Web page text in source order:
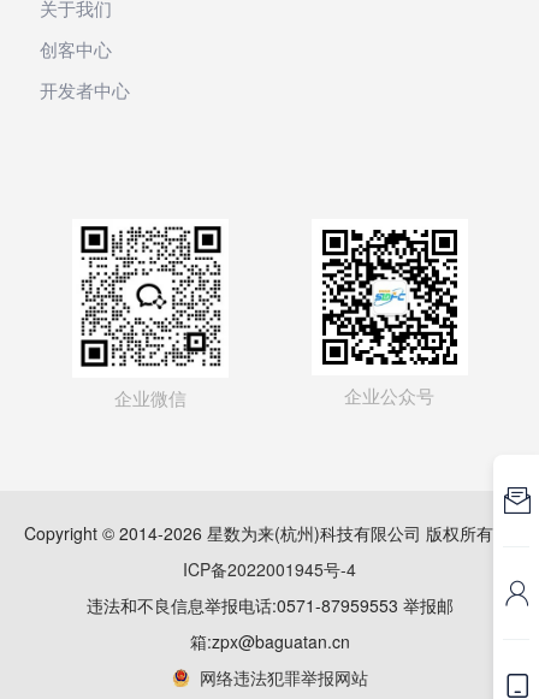
关于我们
创客中心
开发者中心
企业微信 企业公众号
Copyright © 2014-2026 星数为来(杭州)科技有限公司 版权所有
ICP备2022001945号-4
违法和不良信息举报电话:0571-87959553 举报邮
箱:zpx@baguatan.cn
网络违法犯罪举报网站


